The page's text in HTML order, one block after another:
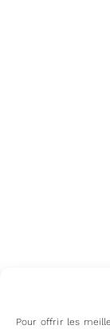
Pour offrir les